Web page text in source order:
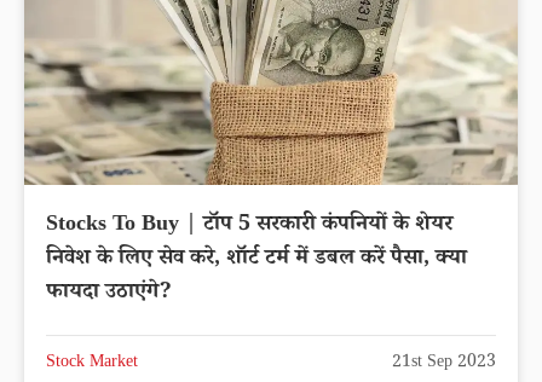
Stocks To Buy | टॉप 5 सरकारी कंपनियों के शेयर
निवेश के लिए सेव करे, शॉर्ट टर्म में डबल करें पैसा, क्या
फायदा उठाएंगे?
Stock Market 21st Sep 2023